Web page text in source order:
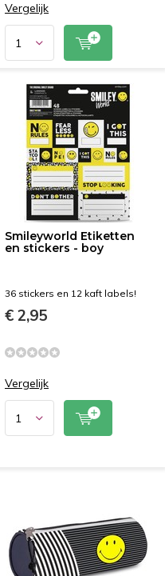
Vergelijk
Smileyworld Etiketten
en stickers - boy
36 stickers en 12 kaft labels!
€ 2,95
Vergelijk